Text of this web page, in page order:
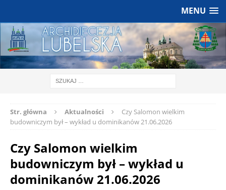
MENU
Str. główna Aktualności
Czy Salomon wielkim
budowniczym był – wykład u dominikanów 21.06.2026
Czy Salomon wielkim
budowniczym był – wykład u
dominikanów 21.06.2026